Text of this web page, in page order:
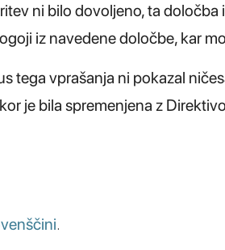
ni bilo dovoljeno, ta
iz navedene določbe, kar
vprašanja ni pokazal
je bila spremenjena z
.